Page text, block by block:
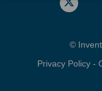
©
Privacy Policy-